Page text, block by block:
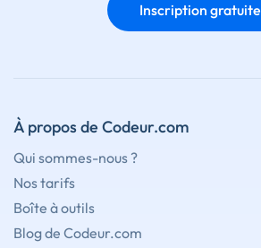
Inscription gratuite
À propos de Codeur.com
Qui sommes-nous ?
Nos tarifs
Boîte à outils
Blog de Codeur.com